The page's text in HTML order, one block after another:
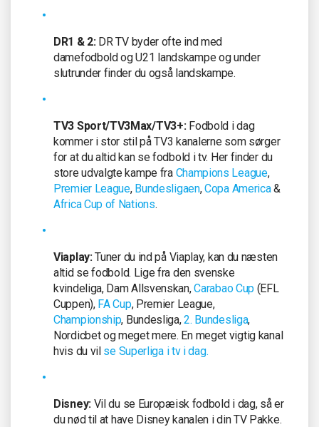
DR1 & 2: DR TV byder ofte ind med
damefodbold og U21 landskampe og under
slutrunder finder du også landskampe.
TV3 Sport/TV3Max/TV3+: Fodbold i dag
kommer i stor stil på TV3 kanalerne som sørger
for at du altid kan se fodbold i tv. Her finder du
store udvalgte kampe fra Champions League,
Premier League, Bundesligaen,Copa America&
Africa Cup of Nations.
Viaplay:Tuner du ind på Viaplay, kan du næsten
altid se fodbold. Lige fra den svenske
kvindeliga, Dam Allsvenskan,Carabao Cup (EFL
Cuppen), FA Cup, Premier League,
Championship, Bundesliga,2. Bundesliga,
Nordicbet og meget mere. En meget vigtig kanal
hvis du vil se Superliga i tv i dag.
Disney: Vil du se Europæisk fodbold i dag, så er
du nød til at have Disney kanalen i din TV Pakke.